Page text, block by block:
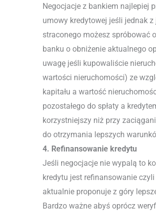
Negocjacje z bankiem najlepiej
umowy kredytowej jeśli jednak
straconego możesz spróbować
banku o obniżenie aktualnego
uwagę jeśli kupowaliście
wartości nieruchomości) ze
kapitału a wartość
pozostałego do spłaty a
korzystniejszy niż przy
do otrzymania lepszych
4. Refinansowanie kredytu
Jeśli negocjacje nie wypalą to
kredytu jest refinansowanie
aktualnie proponuje z góry
Bardzo ważne abyś oprócz